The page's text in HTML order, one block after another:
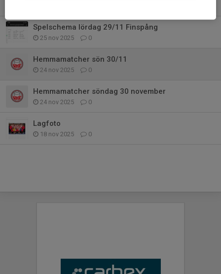
Spelschema lördag 29/11 Finspång
25 nov 2025 0
Hemmamatcher sön 30/11
24 nov 2025 0
Hemmamatcher söndag 30 november
24 nov 2025 0
Lagfoto
18 nov 2025 0